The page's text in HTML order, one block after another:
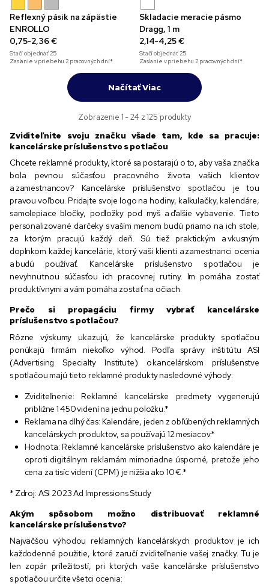
Reflexný pásik na zápästie
ENROLLO
0,75-2,36 €
Stačí objednať25
Zaslanie v priebehu 2 pracovných dní*
Skladacie meracie pásmo
Dragg, 1 m
2,14-4,25 €
Stačí objednať25
Zaslanie v priebehu 2 pracovných dní*
Načítať Viac
Zobrazenie 1 - 24 z 125 produkty
Zviditeľnite svoju značku všade tam, kde sa pracuje:
kancelárske príslušenstvo s potlačou
Chcete reklamné produkty, ktoré sa postarajú o to, aby vaša značka
bola pevnou súčasťou pracovného života vašich klientov
a zamestnancov? Kancelárske príslušenstvo s potlačou je tou
pravou voľbou. Pridajte svoje logo na hodiny, kalkulačky, kalendáre,
samolepiace bločky, podložky pod myš a ďalšie vybavenie. Tieto
personalizované darčeky s vaším menom budú priamo na ich stole,
za ktorým pracujú každý deň. Sú tiež praktickým a vkusným
doplnkom každej kancelárie, ktorý vaši klienti a zamestnanci ocenia
a budú používať. Kancelárske príslušenstvo s potlačou je
nevyhnutnou súčasťou ich pracovnej rutiny. Im pomáha zostať
produktívnymi a vám pomáha zostať na očiach.
Prečo si propagáciu firmy vybrať kancelárske
príslušenstvo s potlačou?
Rôzne výskumy ukazujú, že kancelárske produkty s potlačou
ponúkajú firmám niekoľko výhod. Podľa správy inštitútu ASI
(Advertising Specialty Institute) o kancelárskom príslušenstve
s potlačou majú tieto reklamné produkty nasledovné výhody:
Zviditeľnenie: Reklamné kancelárske predmety vygenerujú
približne 1 450 videní na jednu položku.*
Reklama na dlhý čas: Kalendáre, jeden z obľúbených reklamných
kancelárskych produktov, sa používajú 12 mesiacov.*
Hodnota: Reklamné kancelárske príslušenstvo ako kalendáre je
oproti digitálnym reklamám mimoriadne úsporné, pretože jeho
cena za tisíc videní (CPM) je nižšia ako 10 €.*
* Zdroj: ASI 2023 Ad Impressions Study
Akým spôsobom možno distribuovať reklamné
kancelárske príslušenstvo?
Najväčšou výhodou reklamných kancelárskych produktov je ich
každodenné použitie, ktoré zaručí zviditeľnenie vašej značky. Tu je
len zopár príležitostí, pri ktorých vaše kancelárske príslušenstvo
s potlačou určite všetci ocenia: